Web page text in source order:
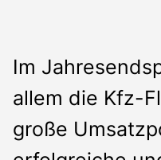
Im
allem die Kfz-
große